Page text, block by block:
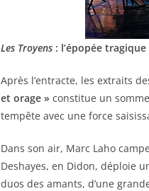
Les Troyens : l’épopée tragique
Après l’entracte, les extraits
et orage » constitue un
tempête avec une force
Dans son air, Marc Laho
Deshayes, en Didon, déploie
duos des amants, d’une